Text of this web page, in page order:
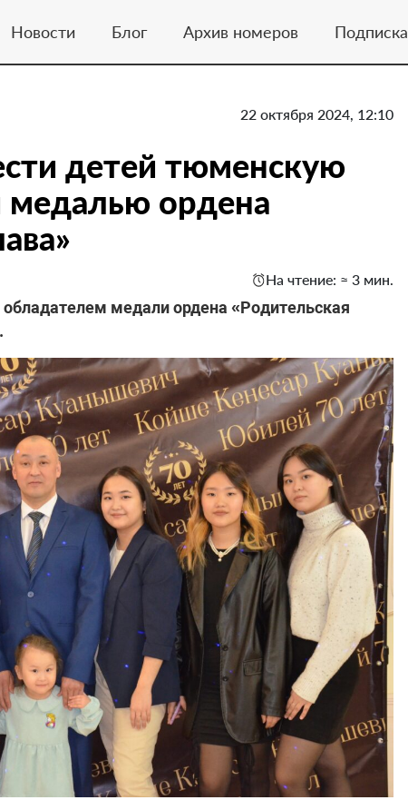
Новости Блог Архив номеров Подписка
22 октября 2024, 12:10
детей тюменскую
медалью ордена
На чтение: ≈ 3 мин.
медали ордена «Родительская